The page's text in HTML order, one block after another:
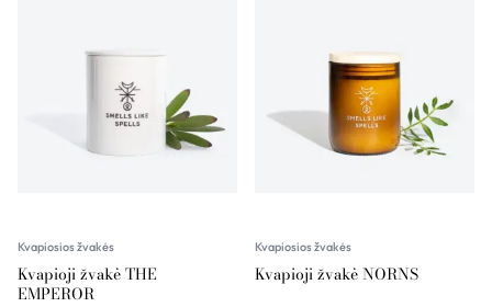
Kvapiosios žvakės
Kvapioji žvakė THE
EMPEROR
Kvapiosios žvakės
Kvapioji žvakė NORNS